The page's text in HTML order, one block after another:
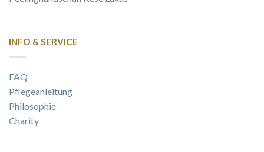
INFO & SERVICE
FAQ
Pflegeanleitung
Philosophie
Charity